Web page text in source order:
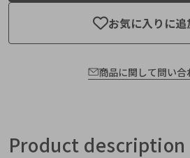
お気に入りに追
商品に関して問い合
Product description